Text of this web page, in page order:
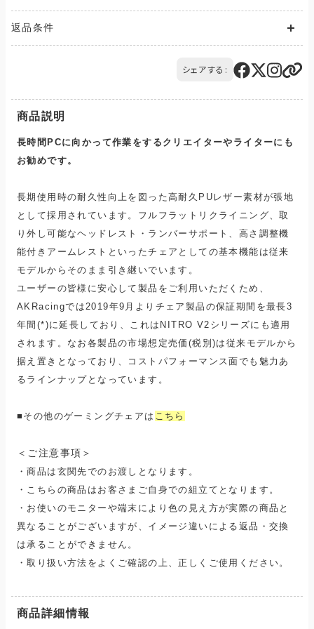
じて異なります。
また、複数の商品を同時にご購入された場合、送料は商品ごと
ご購入のお手続きの際、「お届け先入力」の画面にてお届け先情
配送・送料について
返品条件
14日以内にQTnetお客さまセンターにお電話にてご連絡くださ
交換または返品とさせていただきます。（送料は当社負担）
シェアする:
商品説明
長時間PCに向かって作業をするクリエイターやライターにも
お勧めです。
長期使用時の耐久性向上を図った高耐久PUレザー素材が張地
として採用されています。フルフラットリクライニング、取
り外し可能なヘッドレスト・ランバーサポート、高さ調整機
能付きアームレストといったチェアとしての基本機能は従来
モデルからそのまま引き継いでいます。
ユーザーの皆様に安心して製品をご利用いただくため、
AKRacingでは2019年9月よりチェア製品の保証期間を最長3
年間(*)に延長しており、これはNITRO V2シリーズにも適用
されます。なお各製品の市場想定売価(税別)は従来モデルから
据え置きとなっており、コストパフォーマンス面でも魅力あ
るラインナップとなっています。
■その他のゲーミングチェアは こちら
＜ご注意事項＞
・商品は玄関先でのお渡しとなります。
・こちらの商品はお客さまご自身での組立てとなります。
・お使いのモニターや端末により色の見え方が実際の商品と
異なることがございますが、イメージ違いによる返品・交換
は承ることができません。
・取り扱い方法をよくご確認の上、正しくご使用ください。
商品詳細情報